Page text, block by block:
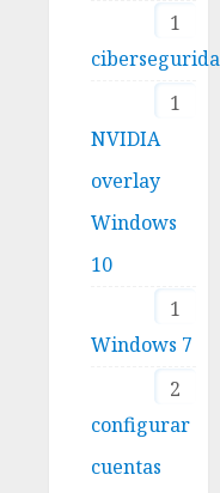
1
1
NVIDIA
overlay
Windows
10
1
Windows 7
2
configurar
cuentas